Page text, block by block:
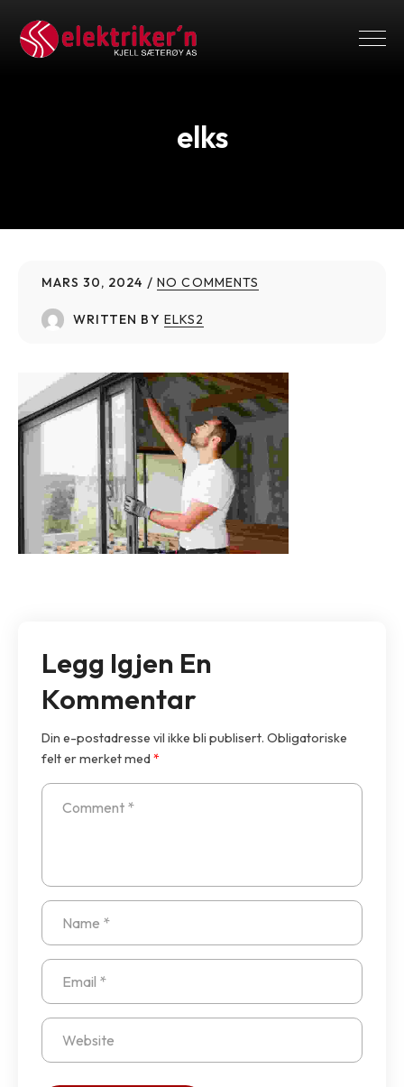
elks
MARS 30, 2024 NO COMMENTS
WRITTEN BY ELKS2
Legg Igjen En
Kommentar
Din e-postadresse vil ikke bli publisert. Obligatoriske
felt er merket med*